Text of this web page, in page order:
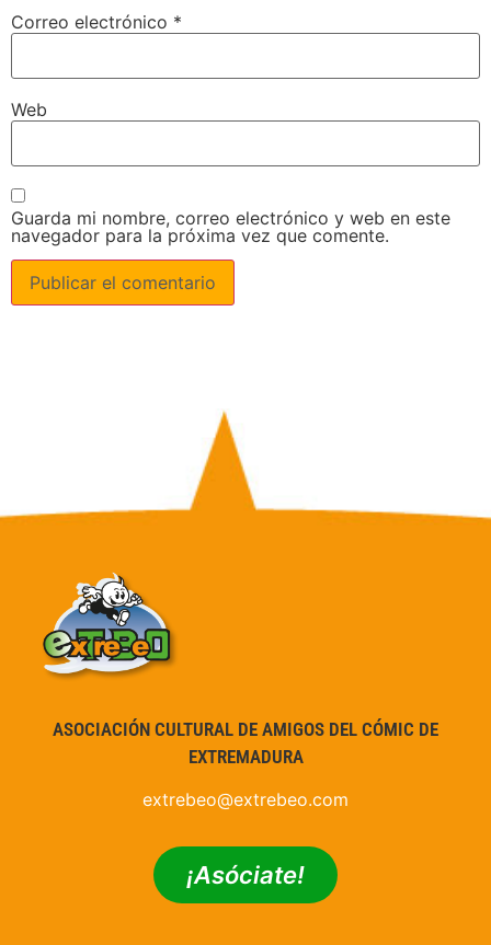
Correo electrónico *
Web
Guarda mi nombre, correo electrónico y web en este
navegador para la próxima vez que comente.
ASOCIACIÓN CULTURAL DE AMIGOS DEL CÓMIC DE
EXTREMADURA
extrebeo@extrebeo.com
¡Asóciate!